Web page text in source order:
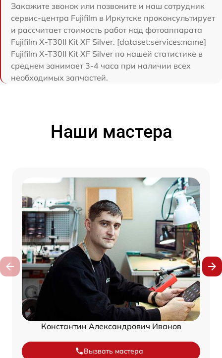
Закажите звонок или позвоните и наш сотрудник
сервис-центра Fujifilm в Иркутске проконсультирует
и рассчитает стоимость работ над фотоаппарата
Fujifilm X-T30II Kit XF Silver. [dataset:services:name]
Fujifilm X-T30II Kit XF Silver по нашей статистике в
среднем занимает 3-4 часа при наличии всех
необходимых запчастей.
Наши мастера
Константин Александрович Иванов
Вызвать мастера